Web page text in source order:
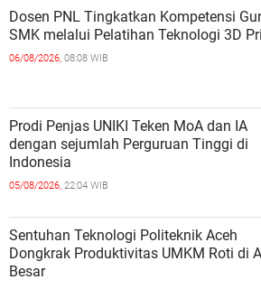
Dosen PNL Tingkatkan Kompetensi
SMK melalui Pelatihan Teknologi 3D
06/08/2026, 08:08 WIB
Prodi Penjas UNIKI Teken MoA dan IA
dengan sejumlah Perguruan Tinggi di
Indonesia
05/08/2026, 22:04 WIB
Sentuhan Teknologi Politeknik Aceh
Dongkrak Produktivitas UMKM Roti di
Besar